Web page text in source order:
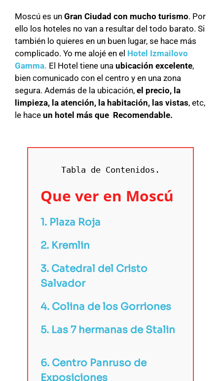
Moscú es un Gran Ciudad con mucho turismo. Por
ello los hoteles no van a resultar del todo barato. Si
también lo quieres en un buen lugar, se hace más
complicado. Yo me alojé en el Hotel Izmailovo
Gamma. El Hotel tiene una ubicación excelente,
bien comunicado con el centro y en una zona
segura. Además de la ubicación, el precio, la
limpieza, la atención, la habitación, las vistas, etc,
le hace un hotel más que Recomendable.
Tabla de Contenidos.
Que ver en Moscú
1. Plaza Roja
2. Kremlin
3. Catedral del Cristo
Salvador
4. Colina de los Gorriones
5. Las 7 hermanas de Stalin
6. Centro Panruso de
Exposiciones